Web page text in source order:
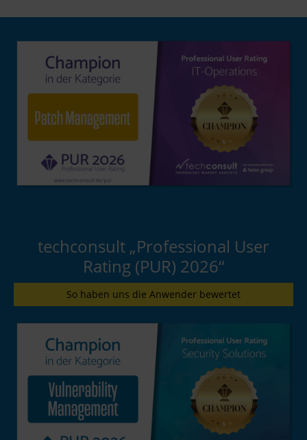
techconsult „Professional User
Rating (PUR) 2026“
So haben uns die Anwender bewertet